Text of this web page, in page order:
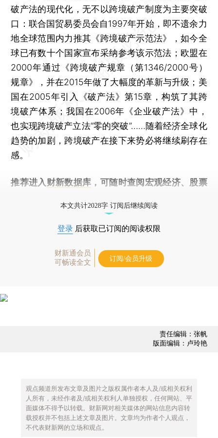
破产法的现代化，无不以跨境破产制度为主要突破
口：联合国贸易委员会自1997年开始，即不遗余力
地全球范围内力推其《跨境破产示范法》，如今全
球已有数十个国家宣布采纳参考该示范法；欧盟在
2000年通过《跨境破产规章（第1346/2000号）
规章》，并在2015年做了大幅度的革新与升级；美
国在2005年引入《破产法》第15章，构筑了其跨
境破产体系；我国在2006年《企业破产法》中，
也实现跨境破产立法“零的突破”……随着经济全球化
趋势的加剧，跨境破产在接下来势必将继续刷存在
感。
推荐进入 财新数据库 ，可随时查阅宏观经济、股票
本文共计2028字 订阅后继续阅读
登录 后获取已订阅的阅读权限
财新通会员
可畅读全文
订阅/会员升级
责任编辑：张帆
版面编辑：卢玲艳
观点频道所发布文章及图片之版权属作者本人及/或相关权利
人所有，未经作者及/或相关权利人单独授权，任何网站、平
面媒体不得予以转载。财新网对相关媒体的网站信息内容转
载授权并不包括上述文章及图片。文章均为作者个人观点，
不代表财新网的立场和观点。